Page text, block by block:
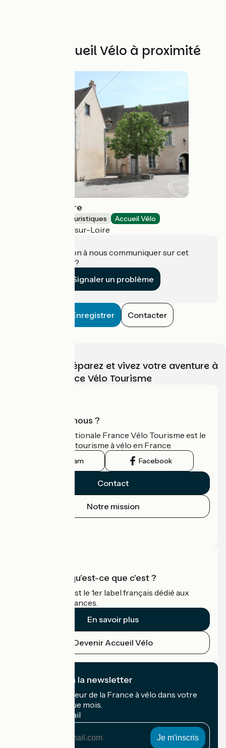
Autres Accueil Vélo à proximité
Musée de la Loire
Musées et sites touristiques Accueil Vélo
Cosne-Cours-sur-Loire
Une information à nous communiquer sur cet
établissement ?
Signaler un problème
Enregistrer Contacter
Choisissez, préparez et vivez votre aventure à
vélo avec France Vélo Tourisme
Qui sommes-nous ?
L'association nationale France Vélo Tourisme est le
guide officiel du tourisme à vélo en France.
Instagram Facebook
Contact
Notre mission
Accueil Vélo qu'est-ce que c'est ?
Accueil Vélo c'est le 1er label français dédié aux
cyclistes en vacances.
En savoir plus
Devenir Accueil Vélo
Je m'abonne à la newsletter
Recevez le meilleur de la France à vélo dans votre
boîte mail chaque mois.
Mon adresse mail